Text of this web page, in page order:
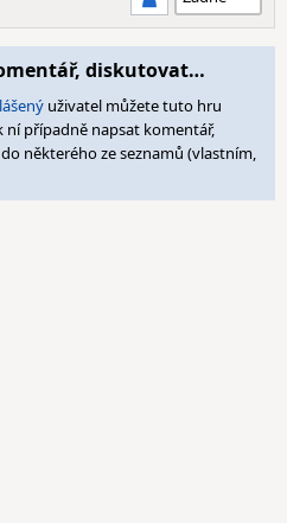
diskutovat…
uživatel můžete tuto hru
případně napsat komentář,
některého ze seznamů (vlastním,